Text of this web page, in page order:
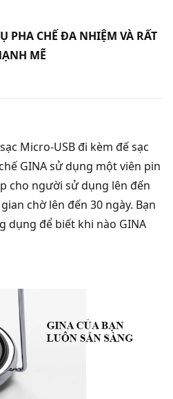
PHA CHẾ ĐA NHIỆM VÀ RẤT
MẼ
Micro-USB đi kèm đế sạc
GINA sử dụng một viên pin
cho người sử dụng lên đến
chờ lên đến 30 ngày. Bạn
dụng để biết khi nào GINA